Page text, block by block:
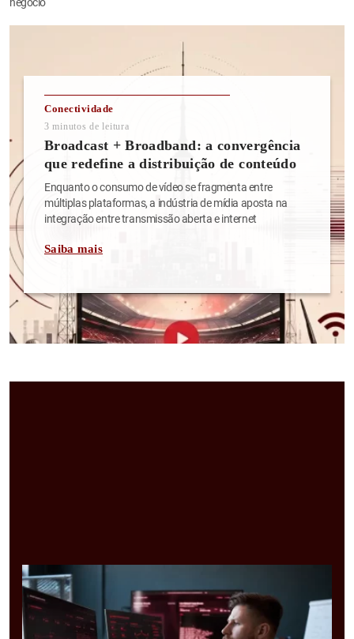
Conectividade
3 minutos de leitura
Broadcast + Broadband: a convergência
que redefine a distribuição de conteúdo
Enquanto o consumo de vídeo se fragmenta entre
múltiplas plataformas, a indústria de mídia aposta na
integração entre transmissão aberta e internet
Saiba mais